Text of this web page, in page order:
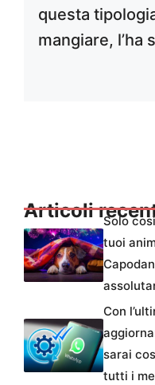
questa
mangiare, l’ha
Articoli
Solo
tuoi
Con
sarai
tutti i